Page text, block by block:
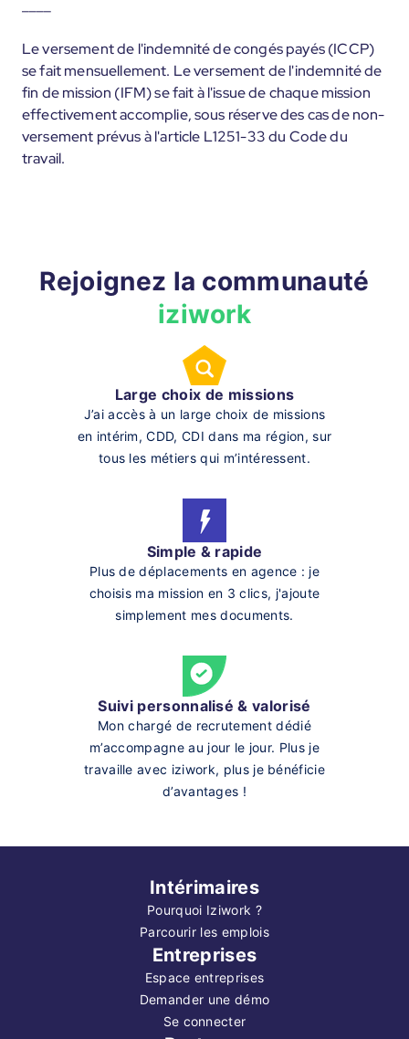
Le versement de l'indemnité de congés payés (ICCP)
se fait mensuellement. Le versement de l'indemnité de
fin de mission (IFM) se fait à l'issue de chaque mission
effectivement accomplie, sous réserve des cas de non-
versement prévus à l'article L1251-33 du Code du
travail.
Rejoignez la communauté
iziwork
Large choix de missions
J’ai accès à un large choix de missions
en intérim, CDD, CDI dans ma région, sur
tous les métiers qui m’intéressent.
Simple & rapide
Plus de déplacements en agence : je
choisis ma mission en 3 clics, j'ajoute
simplement mes documents.
Suivi personnalisé & valorisé
Mon chargé de recrutement dédié
m’accompagne au jour le jour. Plus je
travaille avec iziwork, plus je bénéficie
d’avantages !
Intérimaires
Pourquoi Iziwork ?
Parcourir les emplois
Entreprises
Espace entreprises
Demander une démo
Se connecter